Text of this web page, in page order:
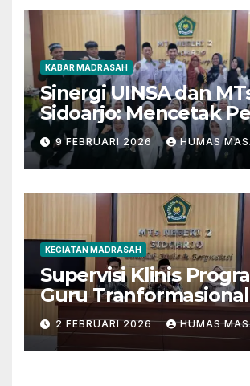
KABAR MADRASAH
Sinergi UINSA dan
Sidoarjo: Mencetak
Berkarakter
Tantangan Zaman
9 FEBRUARI 2026 HUMAS
KEGIATAN MADRASAH
Supervisi Klinis
Guru
MTsN 2 Sidoarjo
2 FEBRUARI 2026 HUMAS